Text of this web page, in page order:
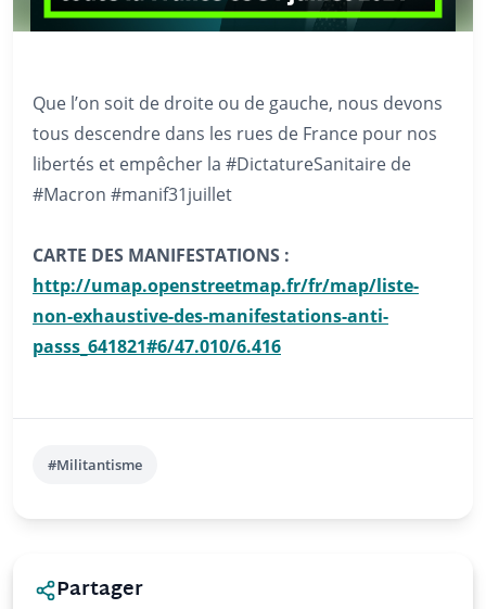
Que l’on soit de droite ou de gauche, nous devons
tous descendre dans les rues de France pour nos
libertés et empêcher la #DictatureSanitaire de
#Macron #manif31juillet
CARTE DES MANIFESTATIONS :
http://umap.openstreetmap.fr/fr/map/liste-
non-exhaustive-des-manifestations-anti-
passs_641821#6/47.010/6.416
#Militantisme
Partager